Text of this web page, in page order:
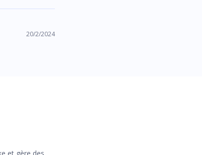
20/2/2024